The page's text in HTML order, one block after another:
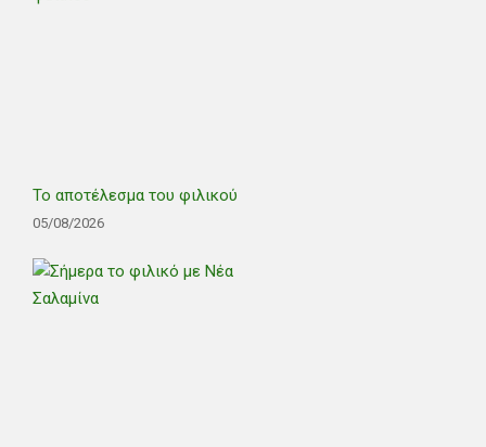
Το αποτέλεσμα του φιλικού
05/08/2026